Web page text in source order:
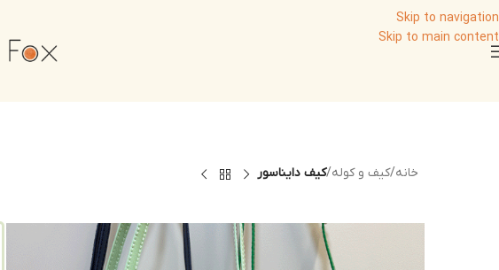
Skip to navigation
Skip to main content
خانه/کیف و کوله/کیف دایناسور